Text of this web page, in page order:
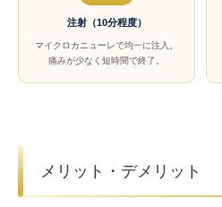
注射（10分程度）
マイクロカニューレで均一に注入。
痛みが少なく短時間で終了。
メリット・デメリット